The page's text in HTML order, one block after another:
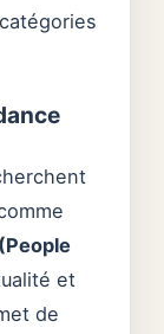
et
de